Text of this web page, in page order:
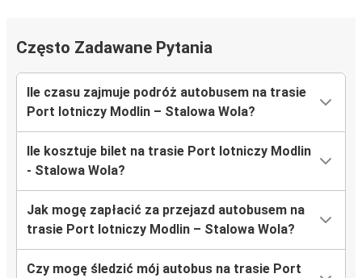
Często Zadawane Pytania
Ile czasu zajmuje podróż autobusem na trasie
Port lotniczy Modlin – Stalowa Wola?
Ile kosztuje bilet na trasie Port lotniczy Modlin
- Stalowa Wola?
Jak mogę zapłacić za przejazd autobusem na
trasie Port lotniczy Modlin – Stalowa Wola?
Czy mogę śledzić mój autobus na trasie Port